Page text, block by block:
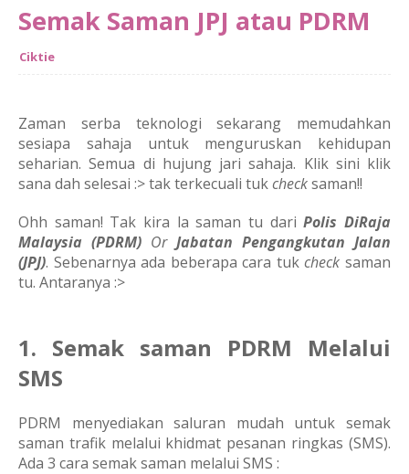
Semak Saman JPJ atau PDRM
Ciktie
Zaman serba teknologi sekarang memudahkan
sesiapa sahaja untuk menguruskan kehidupan
seharian. Semua di hujung jari sahaja. Klik sini klik
sana dah selesai :> tak terkecuali tukchecksaman!!
Ohh saman! Tak kira la saman tu dariPolis DiRaja
Malaysia (PDRM) Or Jabatan Pengangkutan Jalan
(JPJ). Sebenarnya ada beberapa cara tukchecksaman
tu. Antaranya :>
1. Semak saman PDRM Melalui
SMS
PDRM menyediakan saluran mudah untuk semak
saman trafik melalui khidmat pesanan ringkas (SMS).
Ada 3 cara semak saman melalui SMS :